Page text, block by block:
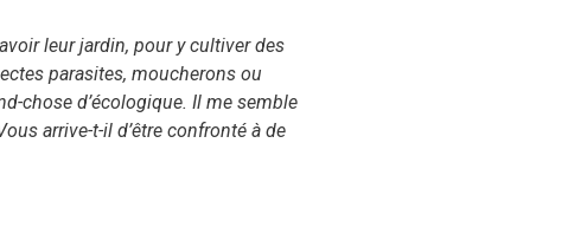
leur jardin, pour y cultiver des
parasites, moucherons ou
chose d’écologique. Il me semble
arrive-t-il d’être confronté à de